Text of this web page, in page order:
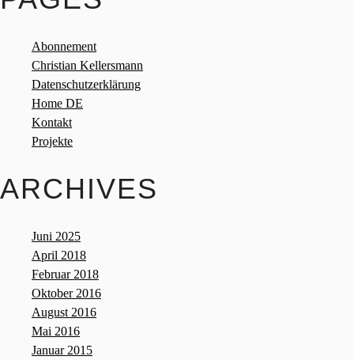
Abonnement
Christian Kellersmann
Datenschutzerklärung
Home DE
Kontakt
Projekte
ARCHIVES
Juni 2025
April 2018
Februar 2018
Oktober 2016
August 2016
Mai 2016
Januar 2015